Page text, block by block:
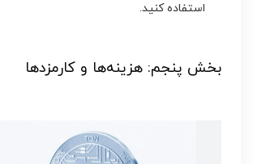
استفاده کنید.
بخش پنجم: هزینه‌ها و کارمزدها